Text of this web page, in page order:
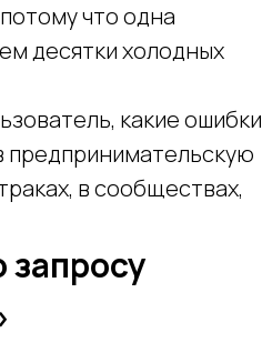
что одна
десятки холодных
какие ошибки
предпринимательскую
в сообществах,